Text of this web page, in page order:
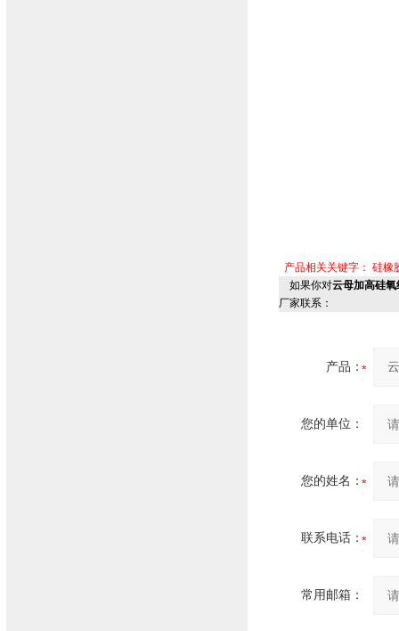
产品相关关键字： 硅橡
如果你对云母加高硅氧
厂家联系：
产品：
您的单位：
您的姓名：
联系电话：
常用邮箱：